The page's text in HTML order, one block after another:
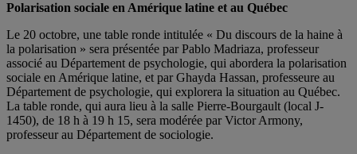
Polarisation sociale en Amérique latine et au Québec
Le 20 octobre, une table ronde intitulée « Du discours de la haine à
la polarisation » sera présentée par Pablo Madriaza, professeur
associé au Département de psychologie, qui abordera la polarisation
sociale en Amérique latine, et par Ghayda Hassan, professeure au
Département de psychologie, qui explorera la situation au Québec.
La table ronde, qui aura lieu à la salle Pierre-Bourgault (local J-
1450), de 18 h à 19 h 15, sera modérée par Victor Armony,
professeur au Département de sociologie.